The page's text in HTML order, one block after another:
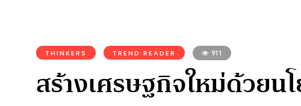
THINKERS TREND READER 911
สร้างเศรษฐกิจใหม่ด้วยน